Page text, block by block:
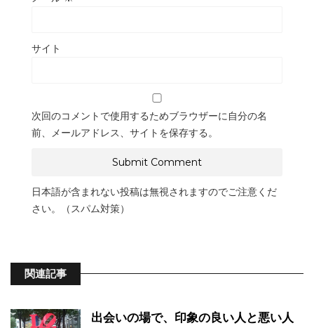
サイト
次回のコメントで使用するためブラウザーに自分の名
前、メールアドレス、サイトを保存する。
日本語が含まれない投稿は無視されますのでご注意くだ
さい。（スパム対策）
関連記事
出会いの場で、印象の良い人と悪い人